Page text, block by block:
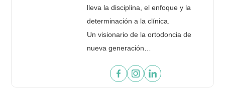
Ver tu nueva sonrisa en 60 segundos!
ENVIAR FOTO
lleva la disciplina, el enfoque y la
determinación a la clínica.
Un visionario de la ortodoncia de
nueva generación…